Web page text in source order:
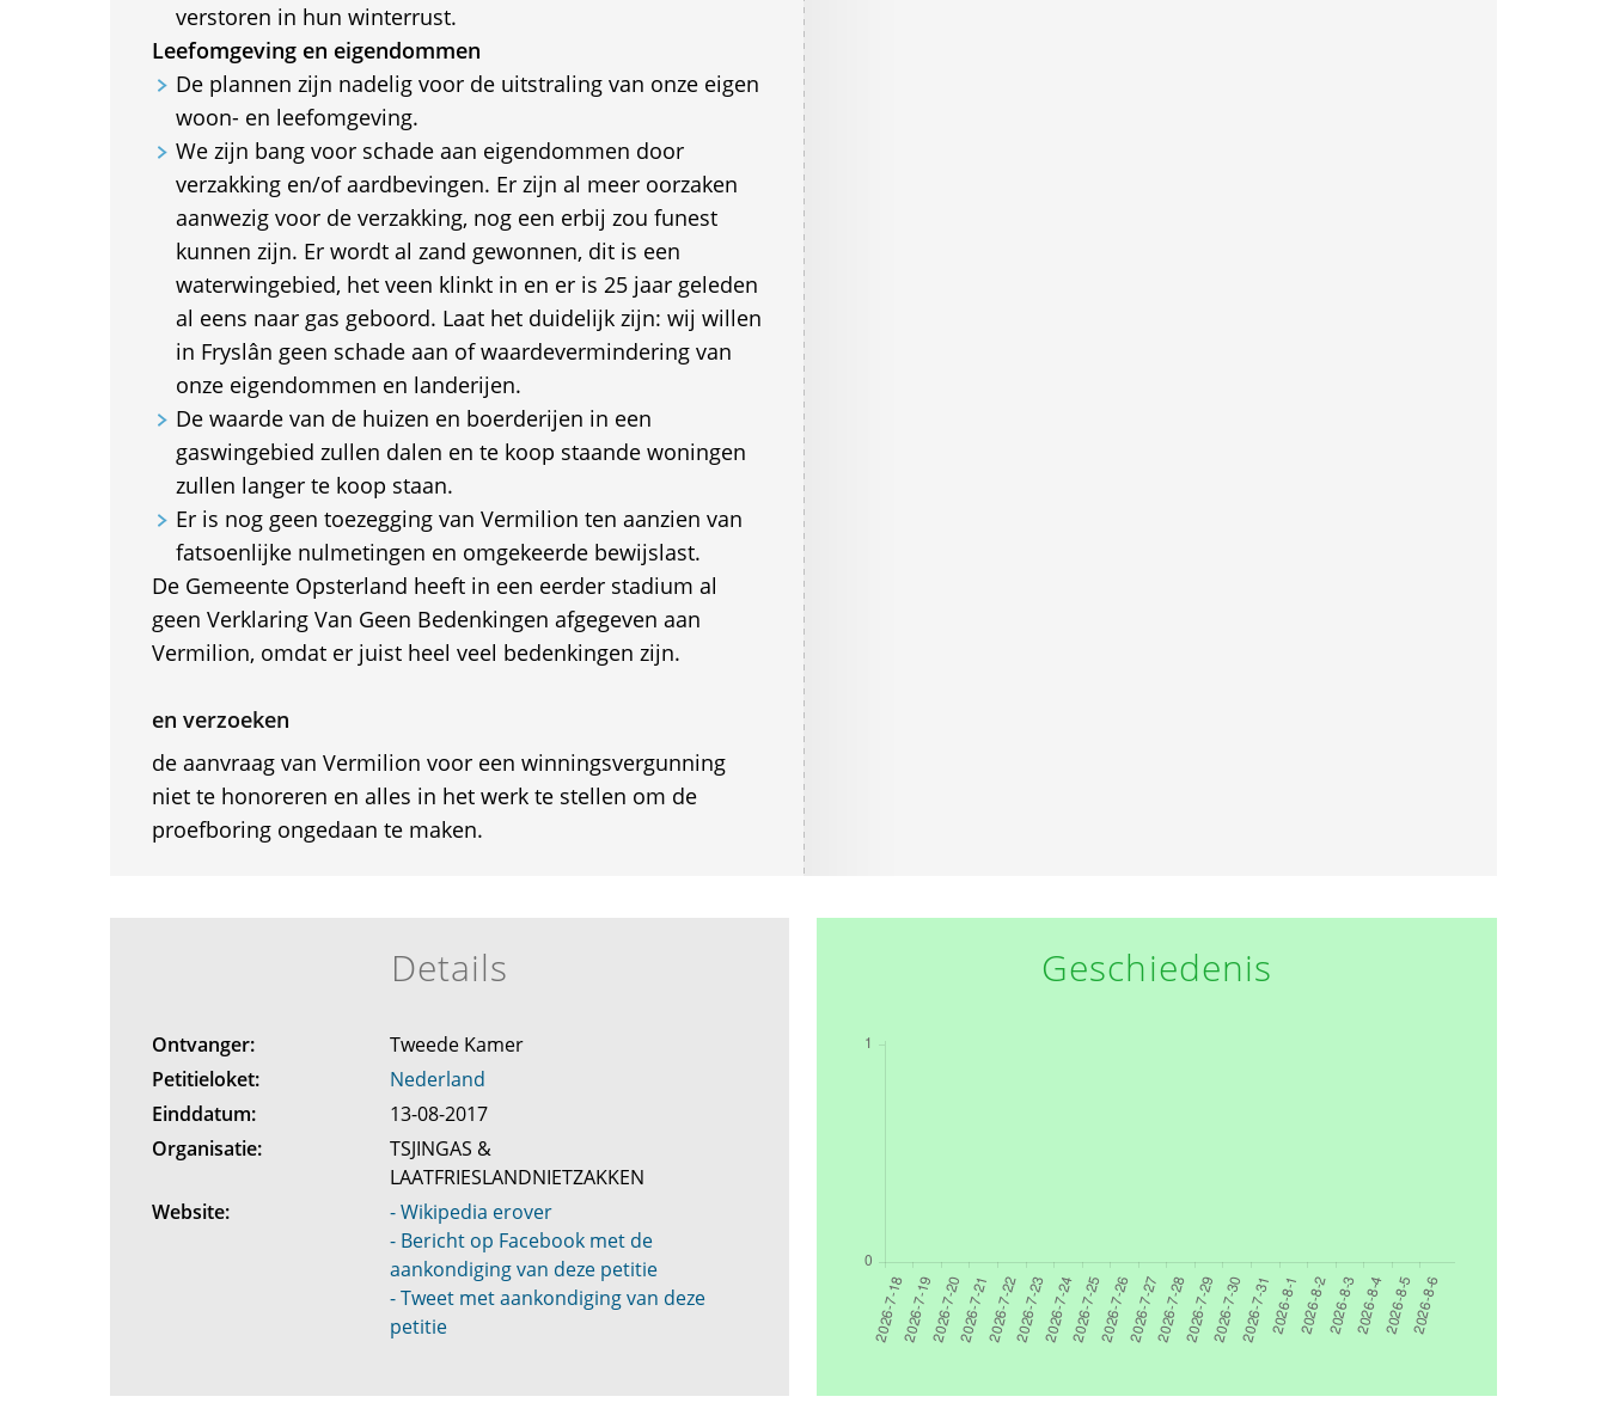
verstoren in hun winterrust.
Leefomgeving en eigendommen
De plannen zijn nadelig voor de uitstraling van onze eigen
woon- en leefomgeving.
We zijn bang voor schade aan eigendommen door
verzakking en/of aardbevingen. Er zijn al meer oorzaken
aanwezig voor de verzakking, nog een erbij zou funest
kunnen zijn. Er wordt al zand gewonnen, dit is een
waterwingebied, het veen klinkt in en er is 25 jaar geleden
al eens naar gas geboord. Laat het duidelijk zijn: wij willen
in Fryslân geen schade aan of waardevermindering van
onze eigendommen en landerijen.
De waarde van de huizen en boerderijen in een
gaswingebied zullen dalen en te koop staande woningen
zullen langer te koop staan.
Er is nog geen toezegging van Vermilion ten aanzien van
fatsoenlijke nulmetingen en omgekeerde bewijslast.
De Gemeente Opsterland heeft in een eerder stadium al
geen Verklaring Van Geen Bedenkingen afgegeven aan
Vermilion, omdat er juist heel veel bedenkingen zijn.
en verzoeken
de aanvraag van Vermilion voor een winningsvergunning
niet te honoreren en alles in het werk te stellen om de
proefboring ongedaan te maken.
Details
Ontvanger:
Tweede Kamer
Petitieloket:
Nederland
Einddatum:
13-08-2017
Organisatie:
TSJINGAS &
LAATFRIESLANDNIETZAKKEN
Website:
- Wikipedia erover
- Bericht op Facebook met de
aankondiging van deze petitie
- Tweet met aankondiging van deze
petitie
Geschiedenis